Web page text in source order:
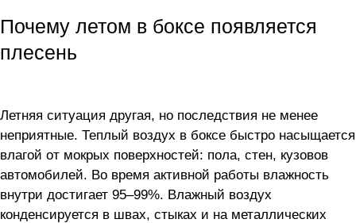
Почему летом в боксе появляется
плесень
Летняя ситуация другая, но последствия не менее
неприятные. Теплый воздух в боксе быстро насыщается
влагой от мокрых поверхностей: пола, стен, кузовов
автомобилей. Во время активной работы влажность
внутри достигает 95–99%. Влажный воздух
конденсируется в швах, стыках и на металлических